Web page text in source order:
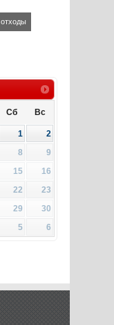
отходы
Сб Вс
1
2
8
9
15
16
22
23
29
30
5 6